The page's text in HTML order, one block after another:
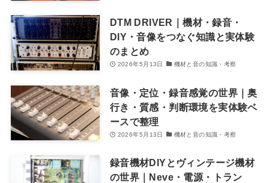
DTM DRIVER｜機材・録音・
DIY・音像をつなぐ知識と実体験
のまとめ
2026年5月13日 機材と音の知識・考察
音像・定位・録音感覚の世界｜奥
行き・質感・判断環境を実体験ベ
ースで整理
2026年5月13日 機材と音の知識・考察
録音機材DIYとヴィンテージ機材
の世界｜Neve・電源・トラン